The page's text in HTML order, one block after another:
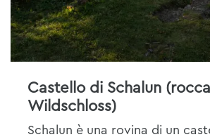
Castello di Schalun (rocca
Wildschloss)
Schalun è una rovina di un